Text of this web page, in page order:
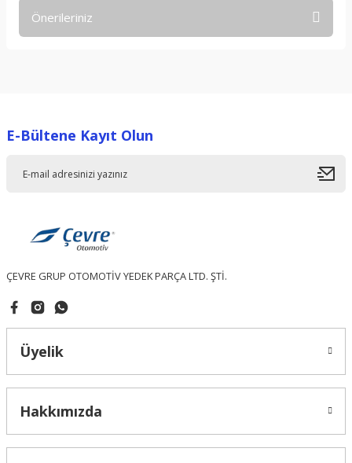
Önerileriniz
Ürün resmi kalitesiz, bozuk veya görüntülenemiyor.
Bu ürüne benzer farklı alternatifler olmalı.
Gönder
E-Bültene Kayıt Olun
ÇEVRE GRUP OTOMOTİV YEDEK PARÇA LTD. ŞTİ.
Üyelik
Hakkımızda